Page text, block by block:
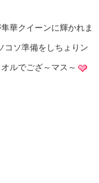
華クイーンに輝かれま
コソ準備をしちょりン
ルでござ～マス～